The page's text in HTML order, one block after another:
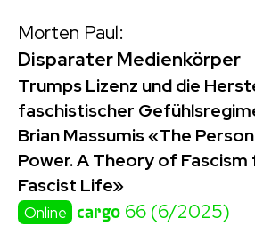
Morten Paul:
Disparater Medienkörper
Trumps Lizenz und die
faschistischer
Brian Massumis «The
Power. A Theory of
Fascist Life»
Online cargo 66 (6/2025)